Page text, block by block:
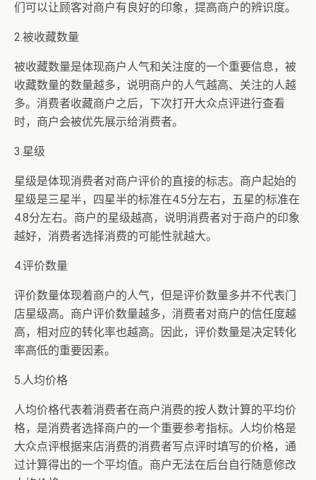
们可以让顾客对商户有良好的印象，提高商户的辨识度。
2.被收藏数量
被收藏数量是体现商户人气和关注度的一个重要信息，被
收藏数量的数量越多，说明商户的人气越高、关注的人越
多。消费者收藏商户之后，下次打开大众点评进行查看
时，商户会被优先展示给消费者。
3.星级
星级是体现消费者对商户评价的直接的标志。商户起始的
星级是三星半，四星半的标准在4.5分左右，五星的标准在
4.8分左右。商户的星级越高，说明消费者对于商户的印象
越好，消费者选择消费的可能性就越大。
4.评价数量
评价数量体现着商户的人气，但是评价数量多并不代表门
店星级高。商户评价数量越多，消费者对商户的信任度越
高，相对应的转化率也越高。因此，评价数量是决定转化
率高低的重要因素。
5.人均价格
人均价格代表着消费者在商户消费的按人数计算的平均价
格，是消费者选择商户的一个重要参考指标。人均价格是
大众点评根据来店消费的消费者写点评时填写的价格，通
过计算得出的一个平均值。商户无法在后台自行随意修改